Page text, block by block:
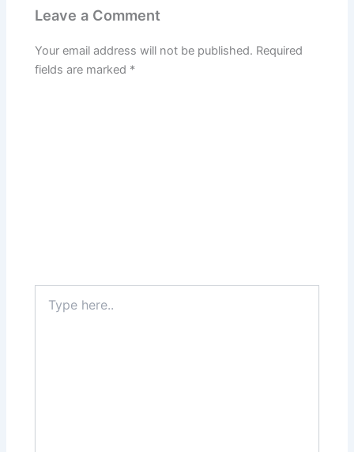
Leave a Comment
Your email address will not be published. Required
fields are marked *
here..